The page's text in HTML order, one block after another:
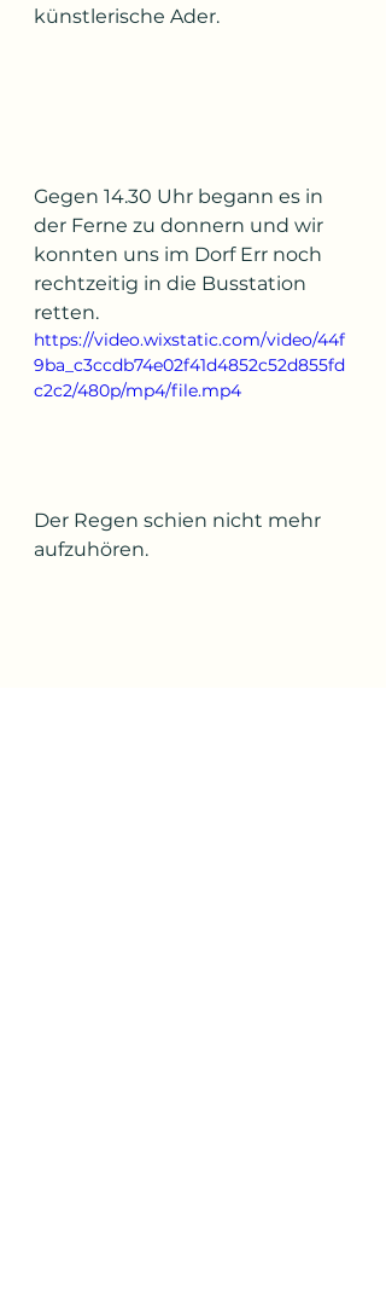
künstlerische Ader.
Gegen 14.30 Uhr begann es in
der Ferne zu donnern und wir
konnten uns im Dorf Err noch
rechtzeitig in die Busstation
retten.
https://video.wixstatic.com/video/44f
9ba_c3ccdb74e02f41d4852c52d855fd
c2c2/480p/mp4/file.mp4
Der Regen schien nicht mehr
aufzuhören.